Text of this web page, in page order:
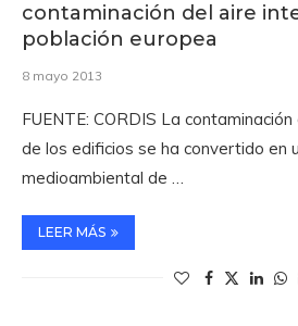
contaminación del aire
población europea
8 mayo 2013
FUENTE: CORDIS La
de los edificios se ha convertido en
medioambiental de …
LEER MÁS